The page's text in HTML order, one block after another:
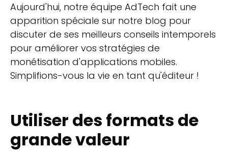
Aujourd'hui, notre équipe AdTech fait une
apparition spéciale sur notre blog pour
discuter de ses meilleurs conseils intemporels
pour améliorer vos stratégies de
monétisation d'applications mobiles.
Simplifions-vous la vie en tant qu'éditeur !
Utiliser des formats de
grande valeur